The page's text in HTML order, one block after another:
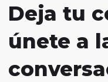
Deja tu
únete a